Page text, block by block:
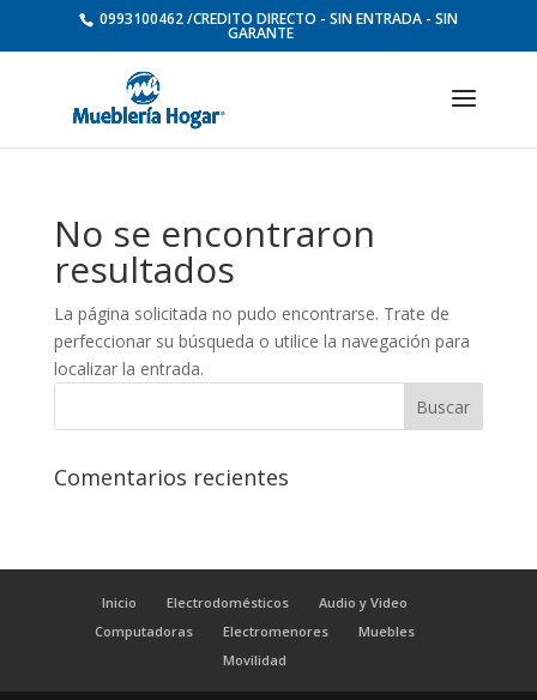
0993100462 /CREDITO DIRECTO - SIN ENTRADA - SIN
GARANTE
No se encontraron
resultados
La página solicitada no pudo encontrarse. Trate de
perfeccionar su búsqueda o utilice la navegación para
localizar la entrada.
Comentarios recientes
Inicio Electrodomésticos
Audio y Video
Computadoras
Electromenores
Muebles
Movilidad